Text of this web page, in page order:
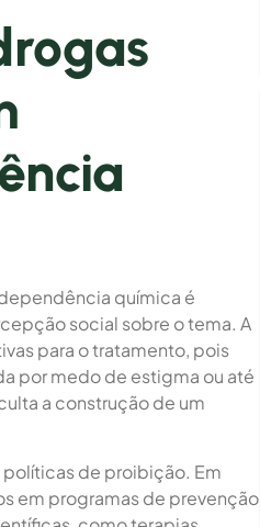
química é
social sobre o tema. A
para o tratamento, pois
por medo de estigma ou até
a construção de um
de proibição. Em
em programas de prevenção